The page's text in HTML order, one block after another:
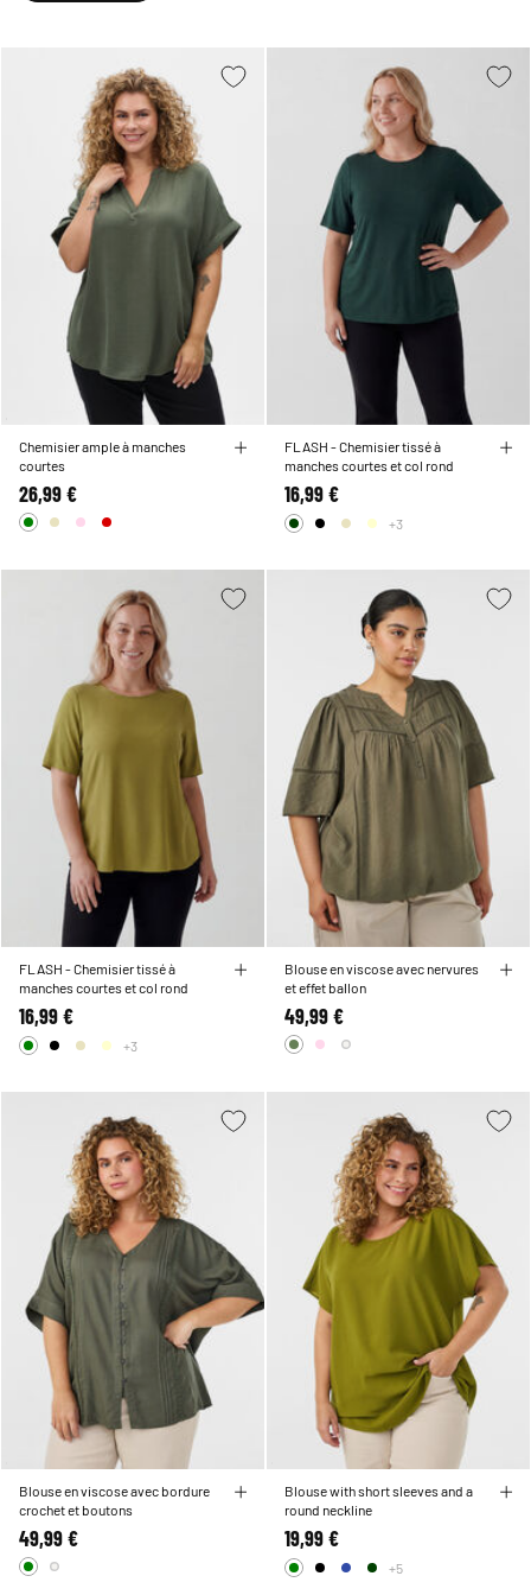
valeur votre style individuel. Du vert émeraude vibrant au vert sauge doux,
découvrez la nuance de vert qui vous fait briller.
Chemisier ample à manches
courtes
26,99 €
FLASH - Chemisier tissé à
manches courtes et col rond
16,99 €
+3
FLASH - Chemisier tissé à
manches courtes et col rond
16,99 €
+3
Blouse en viscose avec nervures
et effet ballon
49,99 €
Blouse en viscose avec bordure
crochet et boutons
49,99 €
Blouse with short sleeves and a
round neckline
19,99 €
+5